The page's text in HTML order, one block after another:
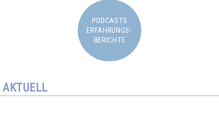
PODCASTS
ERFAHRUNGS-
BERICHTE
AKTUELL